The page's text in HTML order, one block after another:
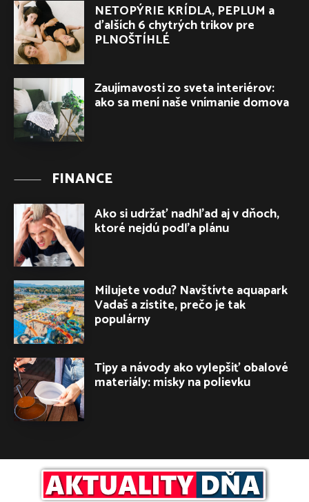
NETOPÝRIE KRÍDLA, PEPLUM a
ďalších 6 chytrých trikov pre
PLNOŠTÍHLÉ
Zaujímavosti zo sveta interiérov:
ako sa mení naše vnímanie domova
FINANCE
Ako si udržať nadhľad aj v dňoch,
ktoré nejdú podľa plánu
Milujete vodu? Navštívte aquapark
Vadaš a zistite, prečo je tak
populárny
Tipy a návody ako vylepšiť obalové
materiály: misky na polievku